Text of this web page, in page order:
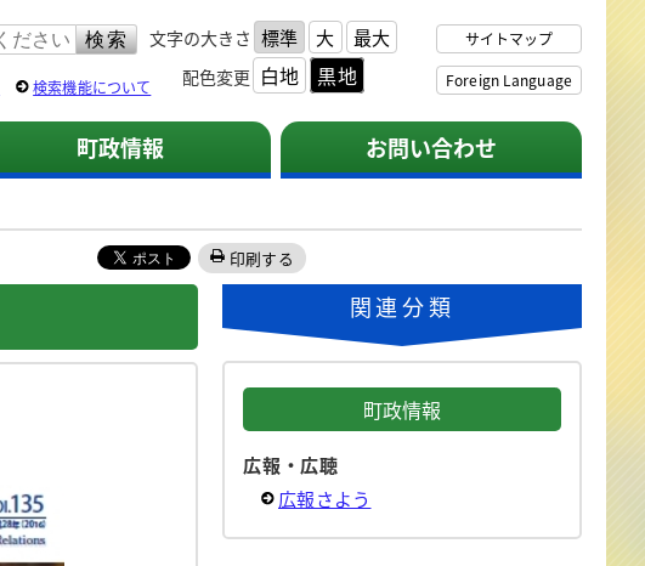
文字の大きさ 標準 大 最大
配色変更 白地 黒地
サイトマップ
Foreign Language
検索機能について
町政情報 お問い合わせ
印刷する
関連分類
町政情報
広報・広聴
広報さよう